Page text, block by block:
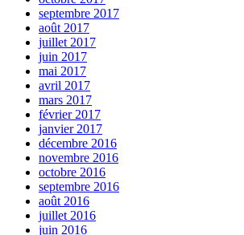
septembre 2017
août 2017
juillet 2017
juin 2017
mai 2017
avril 2017
mars 2017
février 2017
janvier 2017
décembre 2016
novembre 2016
octobre 2016
septembre 2016
août 2016
juillet 2016
juin 2016